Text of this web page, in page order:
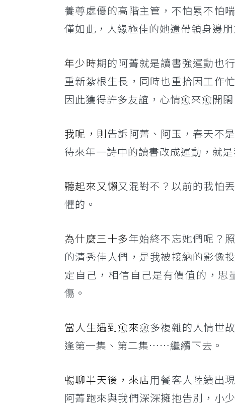
養尊處優的高階主管，不怕累不怕
僅如此，人緣極佳的她還帶領身邊朋
年少時期的阿菁就是讀書強運動也
重新紮根生長，同時也重拾因工作
因此獲得許多友誼，心情愈來愈開闊
我呢，則告訴阿菁、阿玉，春天不
待來年一詩中的讀書改成運動，就是
聽起來又懶又混對不？以前的我怕
懼的。
為什麼三十多年始終不忘她們呢？
的清秀佳人們，是我被接納的影像
定自己，相信自己是有價值的，
傷。
當人生遇到愈來愈多複雜的人情世
逢第一集、第二集……繼續下去。
暢聊半天後，來店用餐客人陸續出
阿菁跑來與我們深深擁抱告別，小